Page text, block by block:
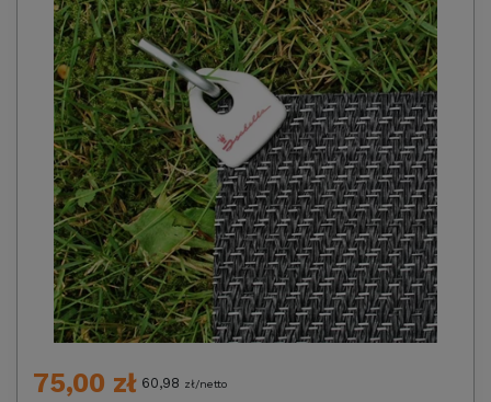
75,00 zł 60,98 zł/netto